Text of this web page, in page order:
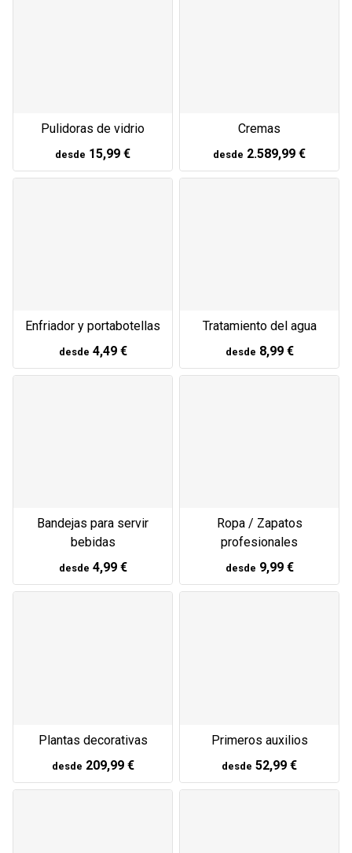
Pulidoras de vidrio
desde 15,99 €
Cremas
desde 2.589,99 €
Enfriador y portabotellas
desde 4,49 €
Tratamiento del agua
desde 8,99 €
Bandejas para servir
bebidas
desde 4,99 €
Ropa / Zapatos
profesionales
desde 9,99 €
Plantas decorativas
desde 209,99 €
Primeros auxilios
desde 52,99 €